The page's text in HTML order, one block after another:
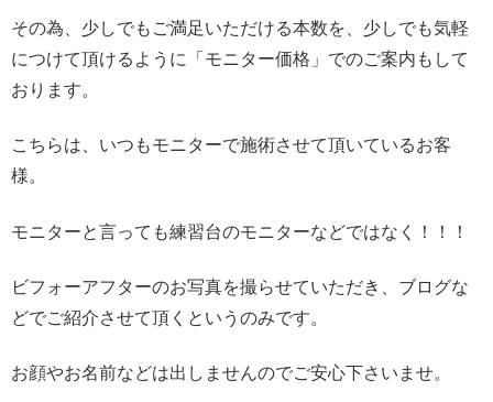
その為、少しでもご満足いただける本数を、少しでも気軽
につけて頂けるように「モニター価格」でのご案内もして
おります。
こちらは、いつもモニターで施術させて頂いているお客
様。
モニターと言っても練習台のモニターなどではなく！！！
ビフォーアフターのお写真を撮らせていただき、ブログな
どでご紹介させて頂くというのみです。
お顔やお名前などは出しませんのでご安心下さいませ。